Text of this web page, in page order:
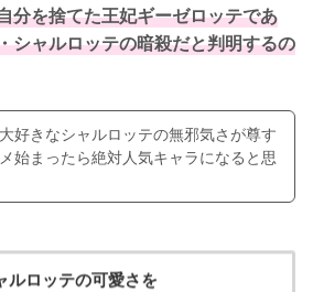
分を捨てた王妃ギーゼロッテであ
シャルロッテの暗殺だと判明するの
好きなシャルロッテの無邪気さが尊す
始まったら絶対人気キャラになると思
ルロッテの可愛さを